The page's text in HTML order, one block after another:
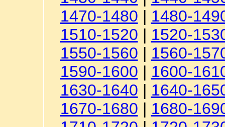
1470-1480 | 1480-
1510-1520 | 1520-
1550-1560 | 1560-
1590-1600 | 1600-
1630-1640 | 1640-
1670-1680 | 1680-